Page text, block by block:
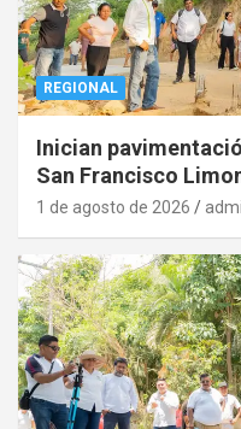
REGIONAL
Inician
San Francisco
1 de agosto de 2026